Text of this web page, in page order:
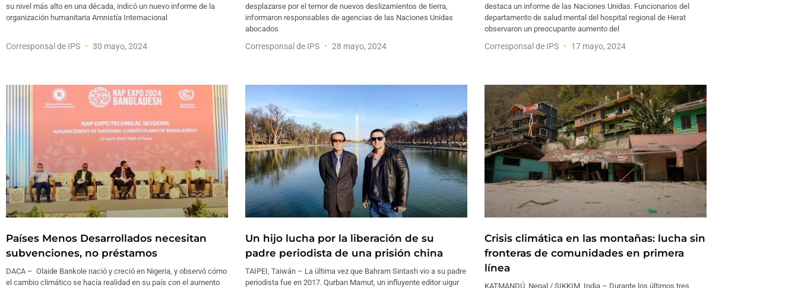
su nivel más alto en una década, indicó un nuevo informe de la
organización humanitaria Amnistía Internacional
Corresponsal de IPS 30 mayo, 2024
desplazarse por el temor de nuevos deslizamientos de tierra,
informaron responsables de agencias de las Naciones Unidas
abocados
Corresponsal de IPS 28 mayo, 2024
destaca un informe de las Naciones Unidas. Funcionarios del
departamento de salud mental del hospital regional de Herat
observaron un preocupante aumento del
Corresponsal de IPS 17 mayo, 2024
Países Menos Desarrollados necesitan
subvenciones, no préstamos
DACA – Olaide Bankole nació y creció en Nigeria, y observó cómo
el cambio climático se hacía realidad en su país con el aumento
Un hijo lucha por la liberación de su
padre periodista de una prisión china
TAIPEI, Taiwán – La última vez que Bahram Sintash vio a su padre
periodista fue en 2017. Qurban Mamut, un influyente editor uigur
Crisis climática en las montañas: lucha sin
fronteras de comunidades en primera
línea
KATMANDÚ, Nepal / SIKKIM, India – Durante los últimos tres